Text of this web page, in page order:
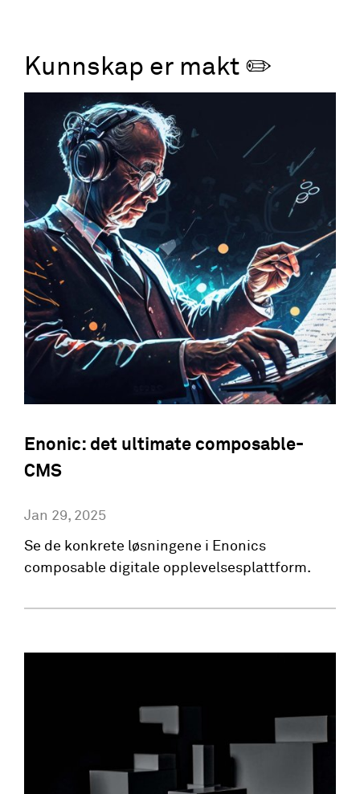
Kunnskap er makt ✏️
Enonic: det ultimate composable-
CMS
Jan 29, 2025
Se de konkrete løsningene i Enonics
composable digitale opplevelsesplattform.